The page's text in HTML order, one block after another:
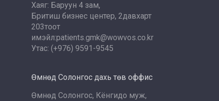
Өмнөд Солонгос дахь төв оффис
Өмнөд Солонгос, Кёнгидо муж,
Хаяг: Баруун 4 зам,
Бритиш бизнес центер, 2давхарт
203тоот
имэйл:patients.gmk@wowvos.co.kr
Утас: (+976) 9591-9545